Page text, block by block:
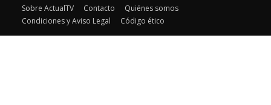
Sobre ActualTV Contacto
Quiénes somos
Condiciones y Aviso Legal
Código ético